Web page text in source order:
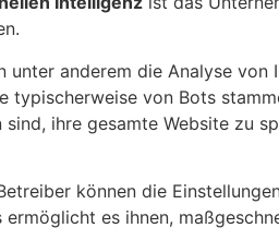
unter anderem die Analyse von
typischerweise von Bots
ihre gesamte Website zu
können die
es ihnen,